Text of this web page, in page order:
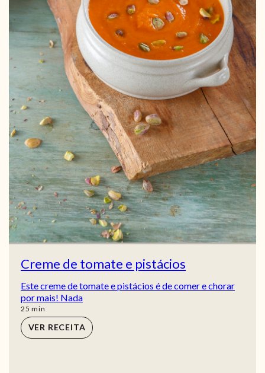
Creme de tomate e pistácios
Este creme de tomate e pistácios é de comer e chorar
por mais! Nada
25 min
min
VER RECEITA